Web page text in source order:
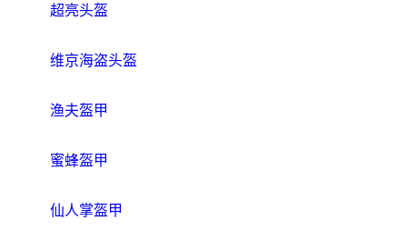
超亮头盔
维京海盗头盔
渔夫盔甲
蜜蜂盔甲
仙人掌盔甲